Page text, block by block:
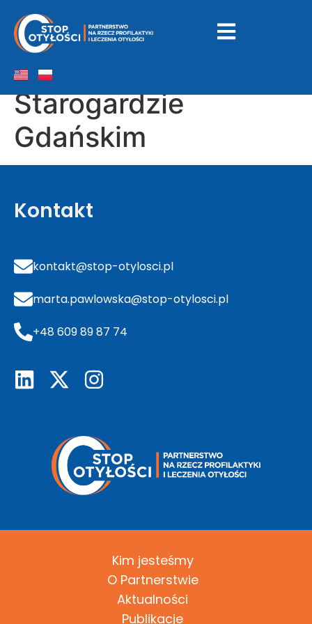
Starostwo
Powiatowe w
Starogardzie
Gdańskim
Kontakt
kontakt@stop-otylosci.pl
marta.pawlowska@stop-otylosci.pl
+48 609 89 87 74
Kim jesteśmy
O Partnerstwie
Aktualności
Publikacje